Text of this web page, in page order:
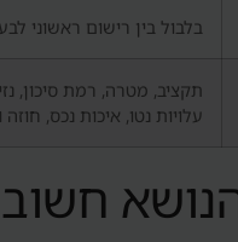
בלבול בין רישום ראשוני
תקציב, מטרה, רמת סיכון,
עלויות נטו, איכות נכס, חוזה